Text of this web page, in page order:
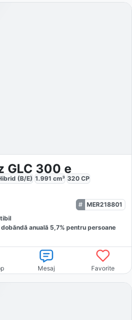
GLC 300 e
(B/E) 1.991 cm³ 320 CP
MER218801
dobăndă anuală 5,7% pentru persoane
Mesaj Favorite